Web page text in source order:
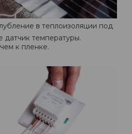
в теплоизоляции под
датчик температуры.
к пленке.